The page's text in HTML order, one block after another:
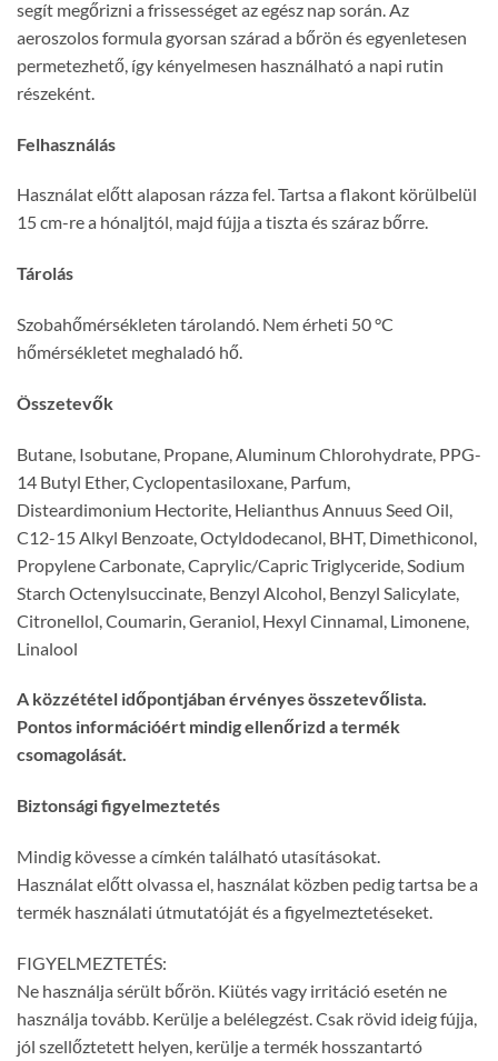
segít megőrizni a frissességet az egész nap során. Az
aeroszolos formula gyorsan szárad a bőrön és egyenletesen
permetezhető, így kényelmesen használható a napi rutin
részeként.
Felhasználás
Használat előtt alaposan rázza fel. Tartsa a flakont körülbelül
15 cm-re a hónaljtól, majd fújja a tiszta és száraz bőrre.
Tárolás
Szobahőmérsékleten tárolandó. Nem érheti 50 °C
hőmérsékletet meghaladó hő.
Összetevők
Butane, Isobutane, Propane, Aluminum Chlorohydrate, PPG-
14 Butyl Ether, Cyclopentasiloxane, Parfum,
Disteardimonium Hectorite, Helianthus Annuus Seed Oil,
C12-15 Alkyl Benzoate, Octyldodecanol, BHT, Dimethiconol,
Propylene Carbonate, Caprylic/Capric Triglyceride, Sodium
Starch Octenylsuccinate, Benzyl Alcohol, Benzyl Salicylate,
Citronellol, Coumarin, Geraniol, Hexyl Cinnamal, Limonene,
Linalool
A közzététel időpontjában érvényes összetevőlista.
Pontos információért mindig ellenőrizd a termék
csomagolását.
Biztonsági figyelmeztetés
Mindig kövesse a címkén található utasításokat.
Használat előtt olvassa el, használat közben pedig tartsa be a
termék használati útmutatóját és a figyelmeztetéseket.
FIGYELMEZTETÉS:
Ne használja sérült bőrön. Kiütés vagy irritáció esetén ne
használja tovább. Kerülje a belélegzést. Csak rövid ideig fújja,
jól szellőztetett helyen, kerülje a termék hosszantartó